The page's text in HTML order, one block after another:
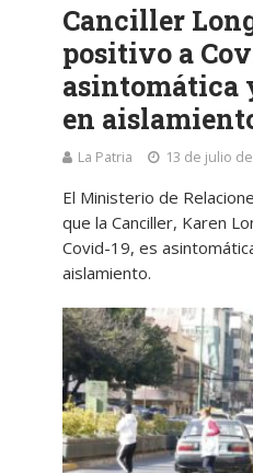
Canciller
positivo a
asintomática
en
La Patria 13 de julio
El Ministerio de
que la Canciller, Karen
Covid-19, es
aislamiento.